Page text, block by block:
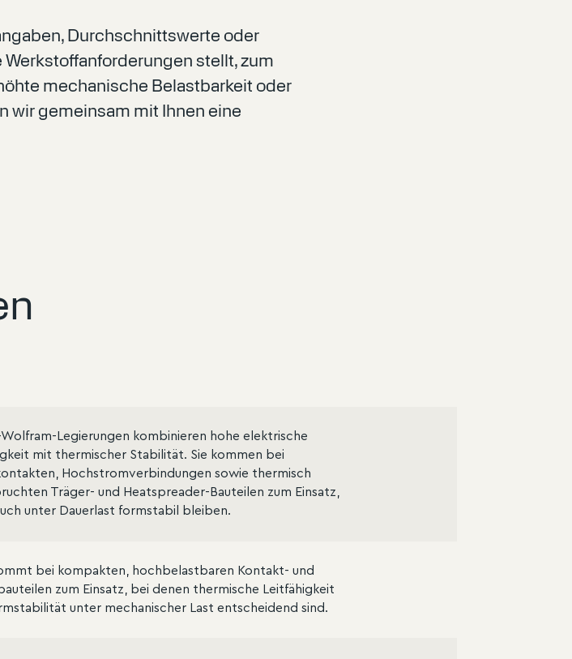
Durchschnittswerte oder
stellt, zum
mechanische Belastbarkeit oder
wir gemeinsam mit Ihnen eine
Wolfram-Legierungen kombinieren hohe elektrische
mit thermischer Stabilität. Sie kommen bei
Hochstromverbindungen sowie thermisch
Träger- und Heatspreader-Bauteilen zum Einsatz,
unter Dauerlast formstabil bleiben.
bei kompakten, hochbelastbaren Kontakt- und
zum Einsatz, bei denen thermische Leitfähigkeit
unter mechanischer Last entscheidend sind.